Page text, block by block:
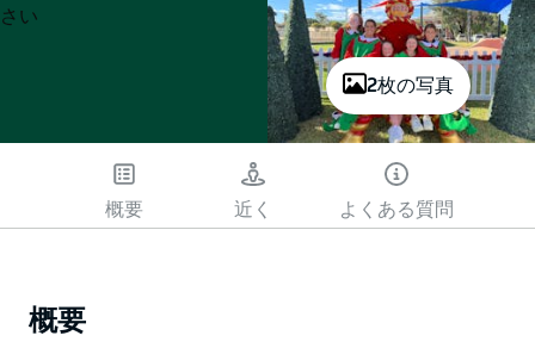
2枚の写真
さい
概要 近く よくある質問
概要